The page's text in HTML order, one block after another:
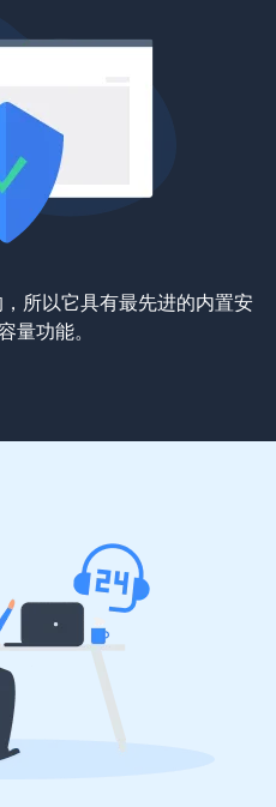
所以它具有最先进的内置安
量功能。